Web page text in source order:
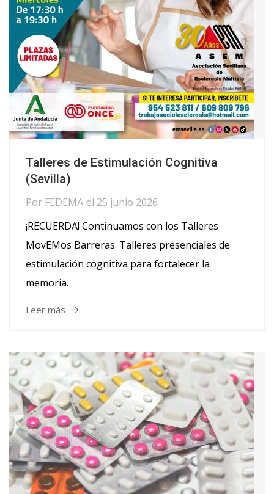
Talleres de Estimulación Cognitiva
(Sevilla)
Por FEDEMA el 25 junio 2026
¡RECUERDA! Continuamos con los Talleres
MovEMos Barreras. Talleres presenciales de
estimulación cognitiva para fortalecer la
memoria.
Leer más